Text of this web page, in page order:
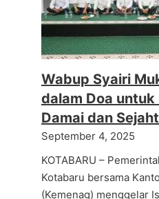
Wabup Syairi
dalam Doa
Damai dan
September 4, 2025
KOTABARU –
Kotabaru bersama
(Kemenag) menggelar